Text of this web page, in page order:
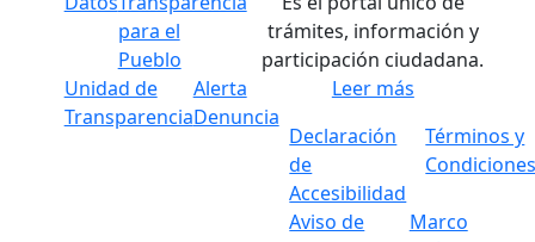
para el
Pueblo
Unidad de
Transparencia
Alerta
Denuncia
trámites, información y
participación ciudadana.
Leer más
Declaración
de
Accesibilidad
Términos y
Aviso de
Marco